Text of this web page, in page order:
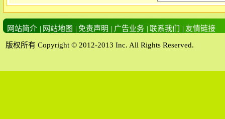
网站简介 | 网站地图 | 免责声明 | 广告业务 | 联系我们 | 友情链接
版权所有 Copyright © 2012-2013 Inc. All Rights Reserved.